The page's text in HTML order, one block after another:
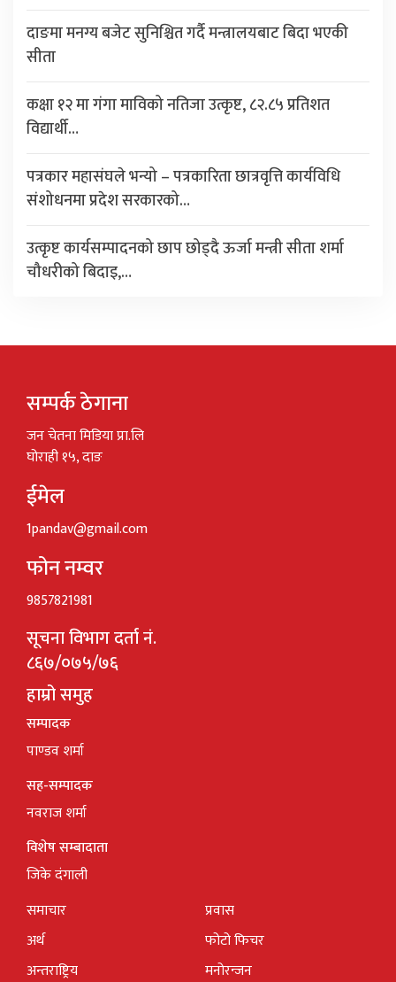
दाङमा मनग्य बजेट सुनिश्चित गर्दै मन्त्रालयबाट बिदा भएकी
सीता
कक्षा १२ मा गंगा माविको नतिजा उत्कृष्ट, ८२.८५ प्रतिशत
विद्यार्थी…
पत्रकार महासंघले भन्यो – पत्रकारिता छात्रवृत्ति कार्यविधि
संशोधनमा प्रदेश सरकारको…
उत्कृष्ट कार्यसम्पादनको छाप छोड्दै ऊर्जा मन्त्री सीता शर्मा
चौधरीको बिदाइ,…
सम्पर्क ठेगाना
जन चेतना मिडिया प्रा.लि
घोराही १५, दाङ
ईमेल
1pandav@gmail.com
फोन नम्वर
9857821981
सूचना विभाग दर्ता नं.
८६७/०७५/७६
हाम्रो समुह
सम्पादक
पाण्डव शर्मा
सह-सम्पादक
नवराज शर्मा
विशेष सम्बादाता
जिके दंगाली
समाचार
अर्थ
अन्तराष्ट्रिय
प्रवास
फोटो फिचर
मनोरन्जन